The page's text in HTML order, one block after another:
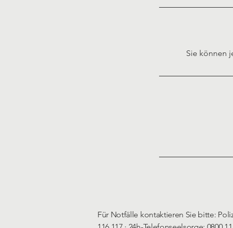
Sie können
Für Notfälle kontaktieren Sie bitte: